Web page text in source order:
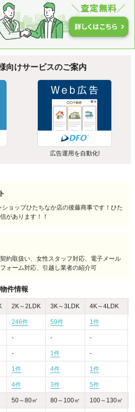
向けサービスのご案内
広告運用を自動化!
ョップひたちなか店の後藤商事です！ひた
があります！！
約取扱い、女性スタッフ対応、電子メール
ォーム対応、引越し業者の紹介可
件情報
2K～2LDK 3K～3LDK 4K～4LDK
246件 59件 1件
- - -
- 1件 -
1件 4件 1件
4件 3件 5件
50～80㎡ 80～100㎡ 100～130㎡